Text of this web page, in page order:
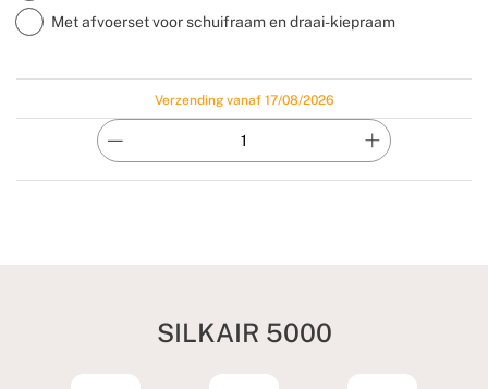
Met afvoerset voor schuifraam en draai-kiepraam
Verzending vanaf 17/08/2026
SILKAIR 5000